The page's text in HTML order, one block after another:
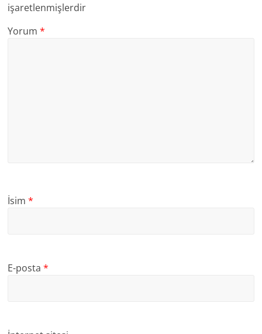
işaretlenmişlerdir
Yorum*
İsim*
E-posta*